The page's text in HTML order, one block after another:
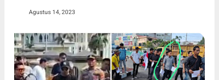
Agustus 14, 2023